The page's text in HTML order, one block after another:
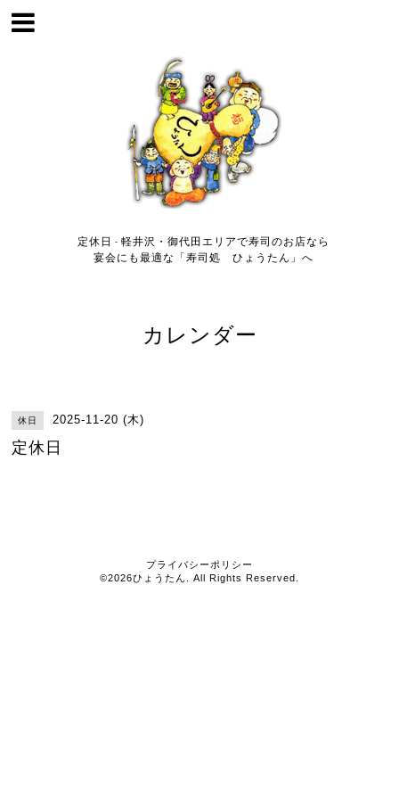
定休日 - 軽井沢・御代田エリアで寿司のお店なら
宴会にも最適な「寿司処 ひょうたん」へ
カレンダー
休日 2025-11-20 (木)
定休日
プライバシーポリシー
©2026ひょうたん . All Rights Reserved.